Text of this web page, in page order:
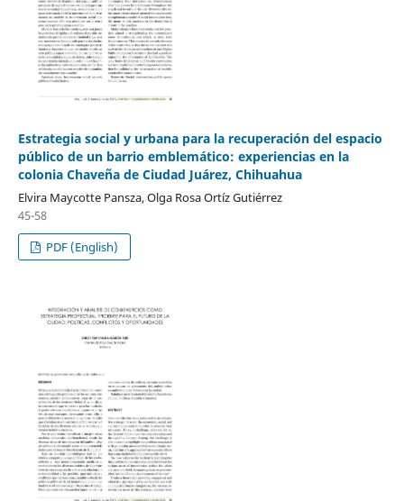
Estrategia social y urbana para la recuperación del espacio
público de un barrio emblemático: experiencias en la
colonia Chaveña de Ciudad Juárez, Chihuahua
Elvira Maycotte Pansza, Olga Rosa Ortíz Gutiérrez
45-58
PDF (English)